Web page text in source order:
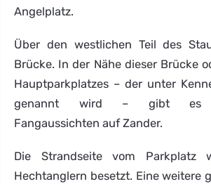
Angelplatz.
Über den westlichen Teil des
Brücke. In der Nähe dieser Brücke
Hauptparkplatzes – der unter
genannt wird – gibt es
Fangaussichten auf Zander.
Die Strandseite vom Parkplatz
Hechtanglern besetzt. Eine weitere